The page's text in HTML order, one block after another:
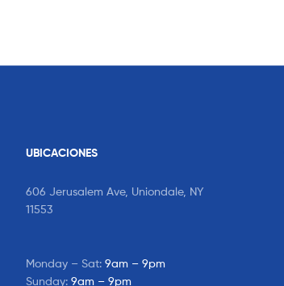
UBICACIONES
606 Jerusalem Ave, Uniondale, NY
11553
Monday – Sat: 9am – 9pm
Sunday: 9am – 9pm